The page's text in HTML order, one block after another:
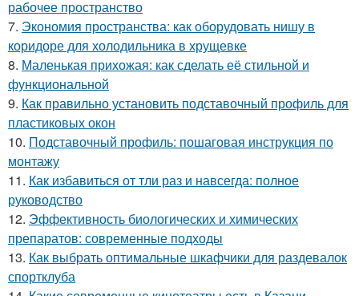
рабочее пространство
7. Экономия пространства: как оборудовать нишу в
коридоре для холодильника в хрущевке
8. Маленькая прихожая: как сделать её стильной и
функциональной
9. Как правильно установить подставочный профиль для
пластиковых окон
10. Подставочный профиль: пошаговая инструкция по
монтажу
11. Как избавиться от тли раз и навсегда: полное
руководство
12. Эффективность биологических и химических
препаратов: современные подходы
13. Как выбрать оптимальные шкафчики для раздевалок
спортклуба